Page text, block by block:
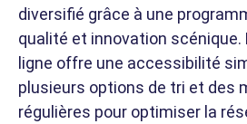
diversifié grâce à une
qualité et innovation scénique.
ligne offre une accessibilité
plusieurs options de tri et des
régulières pour optimiser la